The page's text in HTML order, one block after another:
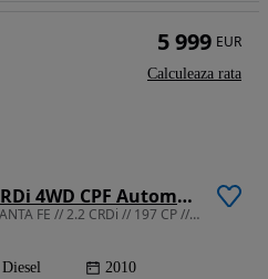
Hyundai Santa Fe 2.2 CRDi 4WD CPF Automatik Comfort
2199 cm3 • 197 CP • HYUNDAI SANTA FE // 2.2 CRDi // 197 CP // Diesel // Maro // 4WD //
Diesel 2010
5 999 EUR
Calculeaza rata